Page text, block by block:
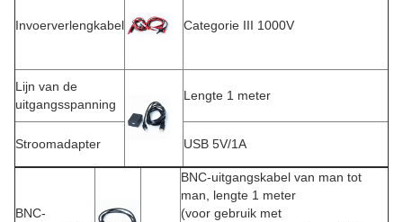
Invoerverlengkabel Categorie III 1000V
Lijn van de
uitgangsspanning
Lengte 1 meter
Stroomadapter USB 5V/1A
BNC-
BNC-uitgangskabel van man tot
man, lengte 1 meter
(voor gebruik met